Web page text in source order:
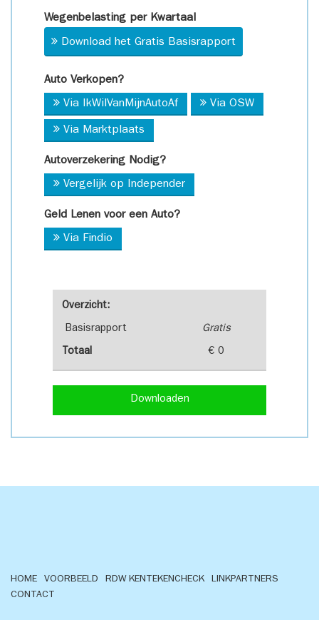
Overzicht:
Basisrapport Gratis
Totaal € 0
Downloaden
Wegenbelasting per Kwartaal
Download het Gratis Basisrapport
Auto Verkopen?
Via IkWilVanMijnAutoAf Via OSW
Via Marktplaats
Autoverzekering Nodig?
Vergelijk op Independer
Geld Lenen voor een Auto?
Via Findio
HOME VOORBEELD RDW KENTEKENCHECK
LINKPARTNERS
CONTACT